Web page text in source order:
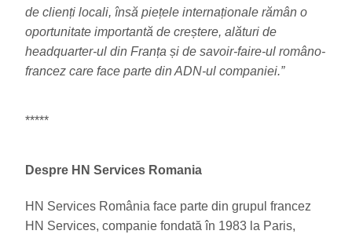
de clienți locali, însă piețele internaționale rămân o
oportunitate importantă de creștere, alături de
headquarter-ul din Franța și de savoir-faire-ul româno-
francez care face parte din ADN-ul companiei.”
*****
Despre HN Services Romania
HN Services România face parte din grupul francez
HN Services, companie fondată în 1983 la Paris,